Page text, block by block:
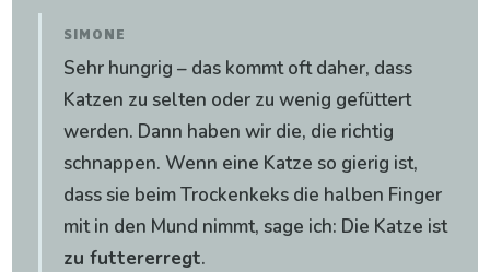
SIMONE
Sehr hungrig – das kommt oft daher, dass
Katzen zu selten oder zu wenig gefüttert
werden. Dann haben wir die, die richtig
schnappen. Wenn eine Katze so gierig ist,
dass sie beim Trockenkeks die halben Finger
mit in den Mund nimmt, sage ich: Die Katze ist
zu futtererregt.